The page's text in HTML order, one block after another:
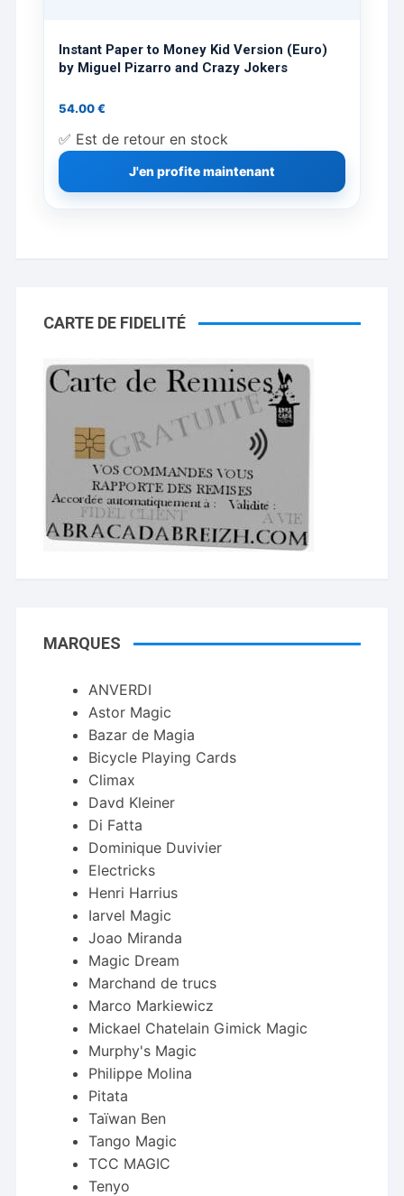
Instant Paper to Money Kid Version (Euro)
by Miguel Pizarro and Crazy Jokers
54.00€
✅ Est de retour en stock
J'en profite maintenant
CARTE DE FIDELITÉ
MARQUES
ANVERDI
Astor Magic
Bazar de Magia
Bicycle Playing Cards
Climax
Davd Kleiner
Di Fatta
Dominique Duvivier
Electricks
Henri Harrius
Iarvel Magic
Joao Miranda
Magic Dream
Marchand de trucs
Marco Markiewicz
Mickael Chatelain Gimick Magic
Murphy's Magic
Philippe Molina
Pitata
Taïwan Ben
Tango Magic
TCC MAGIC
Tenyo